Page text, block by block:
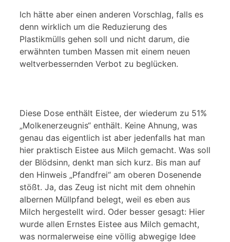
Ich hätte aber einen anderen Vorschlag, falls es
denn wirklich um die Reduzierung des
Plastikmülls gehen soll und nicht darum, die
erwähnten tumben Massen mit einem neuen
weltverbessernden Verbot zu beglücken.
Diese Dose enthält Eistee, der wiederum zu 51%
„Molkenerzeugnis“ enthält. Keine Ahnung, was
genau das eigentlich ist aber jedenfalls hat man
hier praktisch Eistee aus Milch gemacht. Was soll
der Blödsinn, denkt man sich kurz. Bis man auf
den Hinweis „Pfandfrei“ am oberen Dosenende
stößt. Ja, das Zeug ist nicht mit dem ohnehin
albernen Müllpfand belegt, weil es eben aus
Milch hergestellt wird. Oder besser gesagt: Hier
wurde allen Ernstes Eistee aus Milch gemacht,
was normalerweise eine völlig abwegige Idee